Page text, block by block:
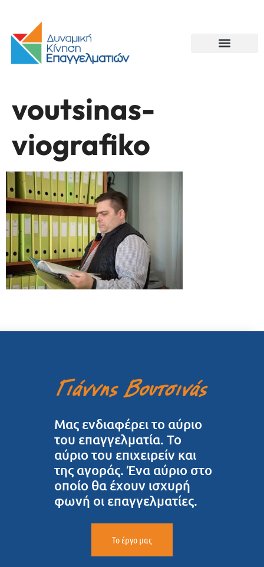
voutsinas-
viografiko
Μας ενδιαφέρει το αύριο
του επαγγελματία. Το
αύριο του επιχειρείν και
της αγοράς. Ένα αύριο στο
οποίο θα έχουν ισχυρή
φωνή οι επαγγελματίες.
Το έργο μας